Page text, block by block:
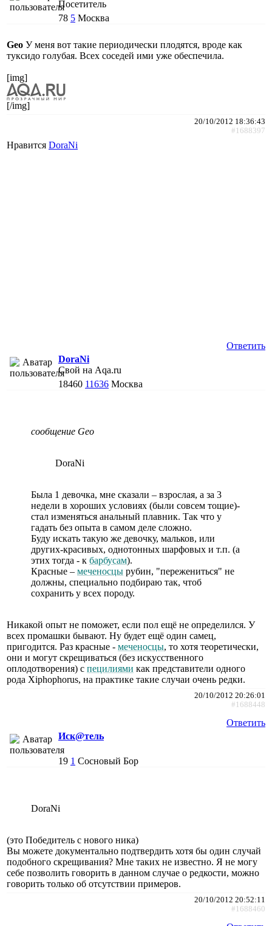
Посетитель
78 5 Москва
Geo У меня вот такие периодически плодятся, вроде как
туксидо голубая. Всех соседей ими уже обеспечила.
[img]
[/img]
20/10/2012 18:36:43
#1688397
Нравится DoraNi
Ответить
DoraNi
Свой на Aqa.ru
18460 11636 Москва
сообщение Geo
DoraNi
Была 1 девочка, мне сказали – взрослая, а за 3
недели в хороших условиях (были совсем тощие)-
стал изменяться анальный плавник. Так что у
гадать без опыта в самом деле сложно.
Буду искать такую же девочку, мальков, или
других-красивых, однотонных шарфовых и т.п. (а
этих тогда - к барбусам).
Красные – меченосцы рубин, "пережениться" не
должны, специально подбираю так, чтоб
сохранить у всех породу.
Никакой опыт не поможет, если пол ещё не определился. У
всех промашки бывают. Ну будет ещё один самец,
пригодится. Раз красные - меченосцы, то хотя теоретически,
они и могут скрещиваться (без искусственного
оплодотворения) с пецилиями как представители одного
рода Xiphophorus, на практике такие случаи очень редки.
20/10/2012 20:26:01
#1688448
Ответить
Иск@тель
19 1 Сосновый Бор
DoraNi
(это Победитель с нового ника)
Вы можете документально подтвердить хотя бы один случай
подобного скрещивания? Мне таких не известно. Я не могу
себе позволить говорить в данном случае о редкости, можно
говорить только об отсутствии примеров.
20/10/2012 20:52:11
#1688460